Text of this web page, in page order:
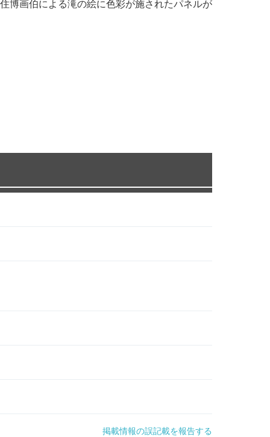
博画伯による滝の絵に色彩が施されたパネルが
掲載情報の誤記載を報告する